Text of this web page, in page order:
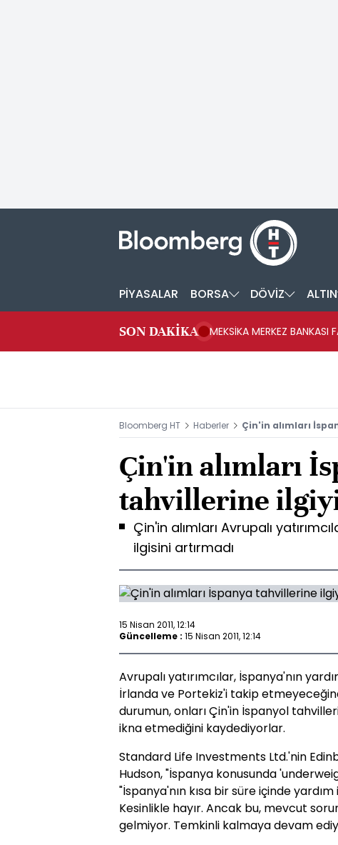
PİYASALAR BORSA DÖVİZ ALTIN
SON DAKİKA MEKSİKA MERKEZ BANKASI
Bloomberg HT Haberler Çin'in alımları
Çin'in alımları
tahvillerine
Çin'in alımları Avrupalı
ilgisini artırmadı
15 Nisan 2011, 12:14
Güncelleme : 15 Nisan 2011, 12:14
Avrupalı yatırımcılar, İspanya'nın
İrlanda ve Portekiz'i takip
durumun, onları Çin'in İspanyol
ikna etmediğini kaydediyorlar.
Standard Life Investments Ltd.'nin
Hudson, "İspanya konusunda
"İspanya'nın kısa bir süre içinde
Kesinlikle hayır. Ancak bu, mevcut
gelmiyor. Temkinli kalmaya devam